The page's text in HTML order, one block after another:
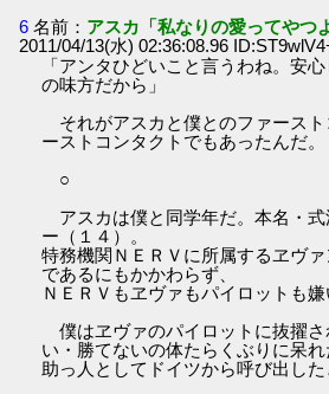
6 名前： アスカ「私なりの愛ってやつ
2011/04/13(水) 02:36:08.96
「アンタひどいこと言うわね。安
の味方だから」
それがアスカと僕とのファースト
ーストコンタクトでもあったんだ。
○
アスカは僕と同学年だ。本名・
ー（１４）。
特務機関ＮＥＲＶに所属するヱヴ
であるにもかかわらず、
ＮＥＲＶもヱヴァもパイロットも嫌
僕はヱヴァのパイロットに抜擢さ
い・勝てないの体たらくぶりに呆れ
助っ人としてドイツから呼び出した